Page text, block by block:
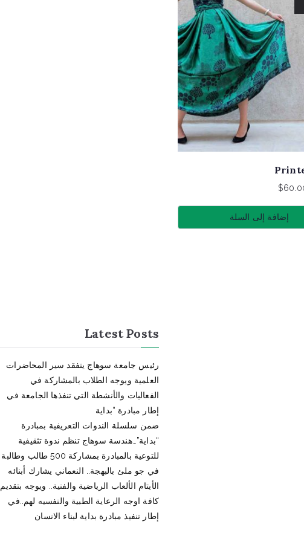
$
إضافة إلى السلة
Latest Posts
رئيس جامعة سوهاج يتفقد سير المحاضرات
العلمية ويوجه الطلاب بالمشاركة في
الفعاليات والأنشطة التي تنفذها الجامعة في
إطار مبادرة “بداية
ضمن سلسلة الندوات التعريفية بمبادرة
“بداية”…هندسة سوهاج تنظم ندوة تثقيفية
للتوعية بالمبادرة بمشاركة 500 طالب وطالبة
في جو ملئ بالبهجة.. النعماني يشارك أبنائه
الأيتام الألعاب الرياضية والفنية.. ويوجه بتقديم
كافة اوجه الرعاية الطبية والنفسيه لهم..في
إطار تنفيذ مبادرة بداية لبناء الانسان